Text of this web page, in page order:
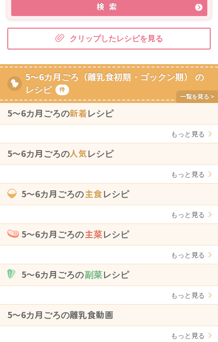
検索
クリップしたレシピを見る
5～6カ月ごろ（離乳食初期・ゴックン期） の
レシピ
件
5〜6カ月ごろの新着レシピ
もっと見る
5〜6カ月ごろの人気レシピ
もっと見る
5〜6カ月ごろの主食 レシピ
もっと見る
5〜6カ月ごろの主菜レシピ
もっと見る
5〜6カ月ごろの副菜レシピ
もっと見る
5〜6カ月ごろの離乳食動画
もっと見る